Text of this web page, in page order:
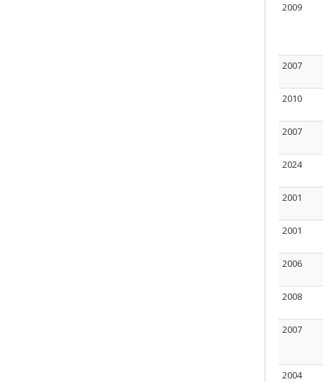
2009
2007
2010
2007
2024
2001
2001
2006
2008
2007
2004